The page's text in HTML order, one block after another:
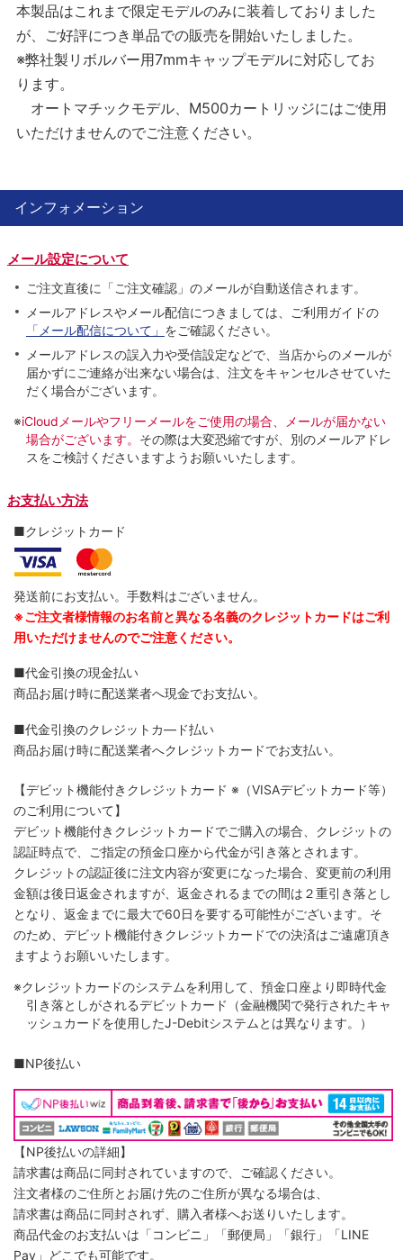
本製品はこれまで限定モデルのみに装着しておりました
が、ご好評につき単品での販売を開始いたしました。
※弊社製リボルバー用7mmキャップモデルに対応してお
ります。
オートマチックモデル、M500カートリッジにはご使用
いただけませんのでご注意ください。
インフォメーション
メール設定について
ご注文直後に「ご注文確認」のメールが自動送信されます。
メールアドレスやメール配信につきましては、ご利用ガイドの
「メール配信について」 をご確認ください。
メールアドレスの誤入力や受信設定などで、当店からのメールが
届かずにご連絡が出来ない場合は、注文をキャンセルさせていた
だく場合がございます。
※iCloudメールやフリーメールをご使用の場合、メールが届かない
場合がございます。 その際は大変恐縮ですが、別のメールアドレ
スをご検討くださいますようお願いいたします。
お支払い方法
■クレジットカード
発送前にお支払い。手数料はございません。
※ご注文者様情報のお名前と異なる名義のクレジットカードはご利
用いただけませんのでご注意ください。
■代金引換の現金払い
商品お届け時に配送業者へ現金でお支払い。
■代金引換のクレジットカ―ド払い
商品お届け時に配送業者へクレジットカードでお支払い。
【デビット機能付きクレジットカード ※（VISAデビットカード等）
のご利用について】
デビット機能付きクレジットカードでご購入の場合、クレジットの
認証時点で、ご指定の預金口座から代金が引き落とされます。
クレジットの認証後に注文内容が変更になった場合、変更前の利用
金額は後日返金されますが、返金されるまでの間は２重引き落とし
となり、返金までに最大で60日を要する可能性がございます。そ
のため、デビット機能付きクレジットカードでの決済はご遠慮頂き
ますようお願いいたします。
※クレジットカードのシステムを利用して、預金口座より即時代金
引き落としがされるデビットカード（金融機関で発行されたキャ
ッシュカードを使用したJ-Debitシステムとは異なります。）
■NP後払い
【NP後払いの詳細】
請求書は商品に同封されていますので、ご確認ください。
注文者様のご住所とお届け先のご住所が異なる場合は、
請求書は商品に同封されず、購入者様へお送りいたします。
商品代金のお支払いは「コンビニ」「郵便局」「銀行」「LINE
Pay」どこでも可能です。